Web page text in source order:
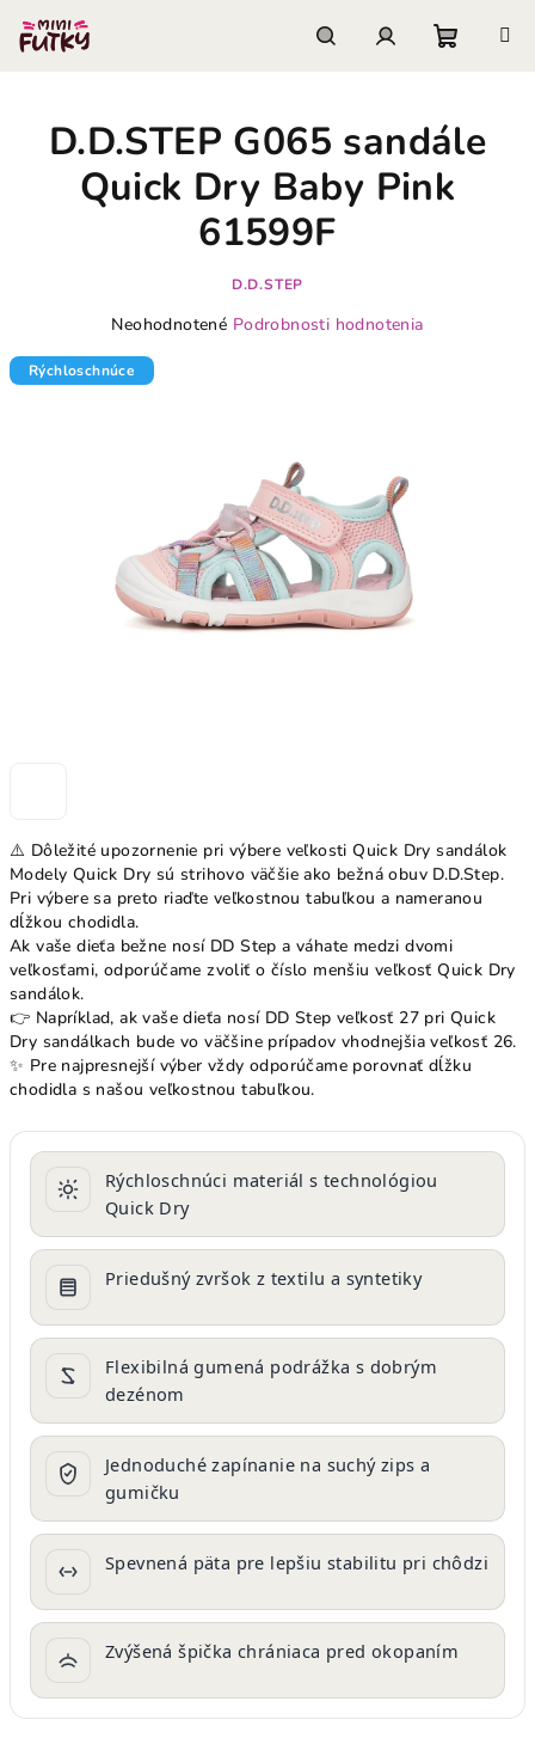
obsah
košík
⚠️ Dôležité upozornenie pri výbere veľkosti Quick Dry sandálok
Modely Quick Dry sú strihovo väčšie ako bežná obuv D.D.Step.
Pri výbere sa preto riaďte veľkostnou tabuľkou a nameranou
dĺžkou chodidla.
Ak vaše dieťa bežne nosí DD Step a váhate medzi dvomi
veľkosťami, odporúčame zvoliť o číslo menšiu veľkosť Quick Dry
sandálok.
👉 Napríklad, ak vaše dieťa nosí DD Step veľkosť 27 pri Quick
Dry sandálkach bude vo väčšine prípadov vhodnejšia veľkosť 26.
✨ Pre najpresnejší výber vždy odporúčame porovnať dĺžku
chodidla s našou veľkostnou tabuľkou.
Rýchloschnúci materiál s technológiou
Quick Dry
Priedušný zvršok z textilu a syntetiky
Flexibilná gumená podrážka s dobrým
dezénom
Jednoduché zapínanie na suchý zips a
gumičku
Spevnená päta pre lepšiu stabilitu pri chôdzi
Zvýšená špička chrániaca pred okopaním
D.D.STEP G065 sandále
Quick Dry Baby Pink
61599F
D.D.STEP
Priemerné
produktu
Neohodnotené Podrobnosti hodnotenia
Rýchloschnúce